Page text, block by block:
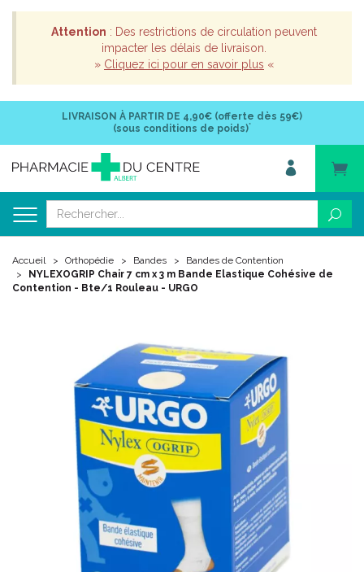
Attention : Des restrictions de circulation peuvent
impacter les délais de livraison.
» Cliquez ici pour en savoir plus «
LIVRAISON À PARTIR DE 4,90€ (offerte dès 59€)
(sous conditions de poids)*
Accueil Orthopédie Bandes
Bandes de Contention
NYLEXOGRIP Chair 7 cm x 3 m Bande Elastique Cohésive de
Contention - Bte/1 Rouleau - URGO